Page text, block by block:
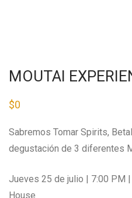
MOUTAI
$0
Sabremos Tomar Spirits,
degustación de 3 diferentes
Jueves 25 de julio | 7:00 PM
House